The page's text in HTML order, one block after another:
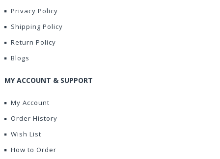
Privacy Policy
Shipping Policy
Return Policy
Blogs
MY ACCOUNT & SUPPORT
My Account
Order History
Wish List
How to Order